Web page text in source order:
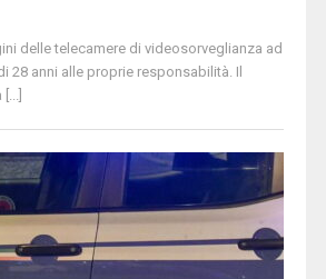
delle telecamere di videosorveglianza ad
28 anni alle proprie responsabilità. Il